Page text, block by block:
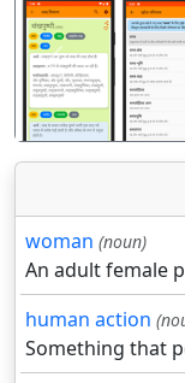
पिछला
woman (noun)
An adult female
human action
Something that